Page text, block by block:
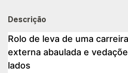
Descrição
Rolo de leva de uma
externa abaulada e
lados